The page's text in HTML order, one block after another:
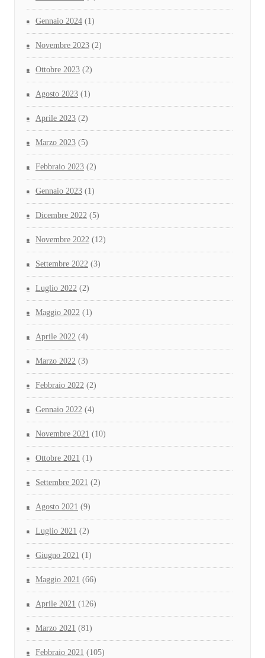
Gennaio 2024 (1)
Novembre 2023 (2)
Ottobre 2023 (2)
Agosto 2023 (1)
Aprile 2023 (2)
Marzo 2023 (5)
Febbraio 2023 (2)
Gennaio 2023 (1)
Dicembre 2022 (5)
Novembre 2022 (12)
Settembre 2022 (3)
Luglio 2022 (2)
Maggio 2022 (1)
Aprile 2022 (4)
Marzo 2022 (3)
Febbraio 2022 (2)
Gennaio 2022 (4)
Novembre 2021 (10)
Ottobre 2021 (1)
Settembre 2021 (2)
Agosto 2021 (9)
Luglio 2021 (2)
Giugno 2021 (1)
Maggio 2021 (66)
Aprile 2021 (126)
Marzo 2021 (81)
Febbraio 2021 (105)